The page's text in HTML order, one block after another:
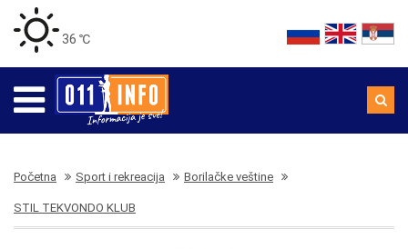
36 ℃
Početna Sport i rekreacija Borilačke veštine
STIL TEKVONDO KLUB